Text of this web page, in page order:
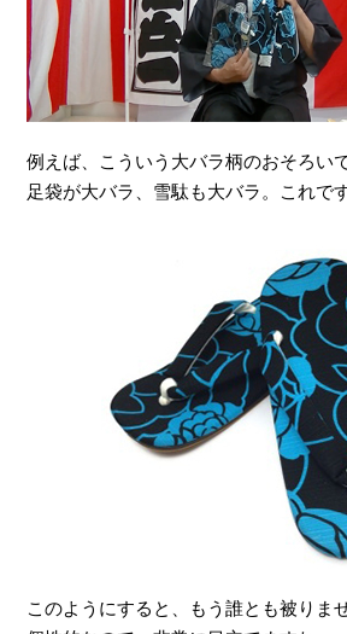
例えば、こういう大バラ柄のおそろい
足袋が大バラ、雪駄も大バラ。これです
このようにすると、もう誰とも被りま